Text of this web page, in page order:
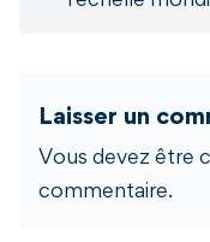
Laisser un
Vous devez être
commentaire.